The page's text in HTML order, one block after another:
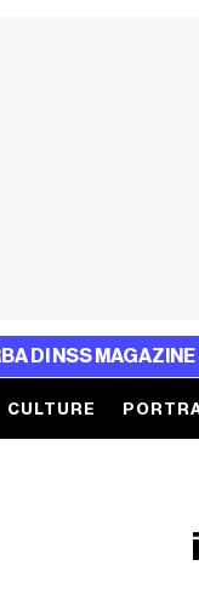
- GIOCA
CULTURE